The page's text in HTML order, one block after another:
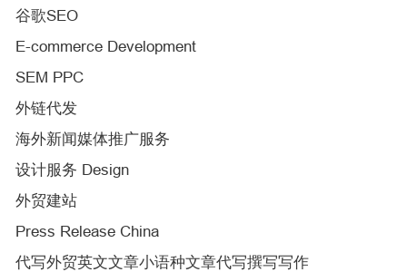
谷歌SEO
E-commerce Development
SEM PPC
外链代发
海外新闻媒体推广服务
设计服务 Design
外贸建站
Press Release China
代写外贸英文文章小语种文章代写撰写写作